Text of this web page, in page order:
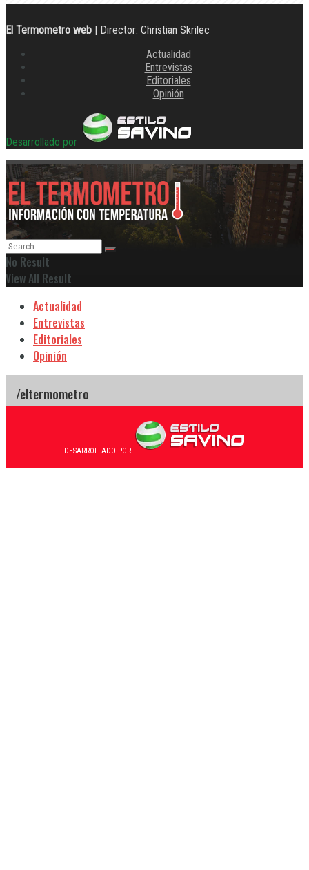
El Termometro web | Director: Christian Skrilec
Actualidad
Entrevistas
Editoriales
Opinión
Desarrollado por
No Result
View All Result
Actualidad
Entrevistas
Editoriales
Opinión
DESARROLLADO POR